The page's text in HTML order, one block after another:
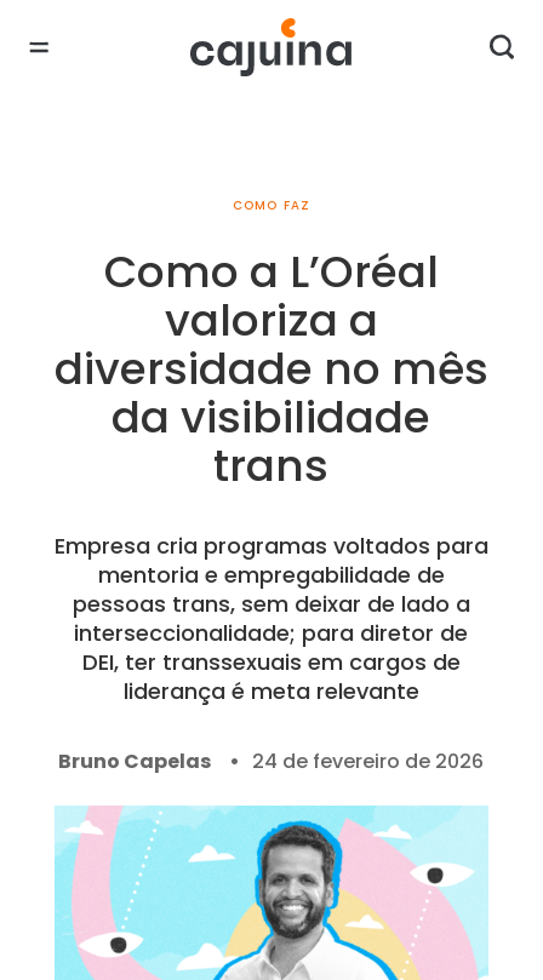
COMO FAZ
Como a L’Oréal
valoriza a
diversidade no mês
da visibilidade
trans
Empresa cria programas voltados para
mentoria e empregabilidade de
pessoas trans, sem deixar de lado a
interseccionalidade; para diretor de
DEI, ter transsexuais em cargos de
liderança é meta relevante
Bruno Capelas 24 de fevereiro de 2026